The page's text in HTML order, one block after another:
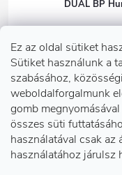
Ez az oldal sütiket
Sütiket használunk a
szabásához,
weboldalforgalmunk
gomb
összes süti
használatával csak
használatához járulsz
Információk önnek
Telephelyeink
DUAL BP